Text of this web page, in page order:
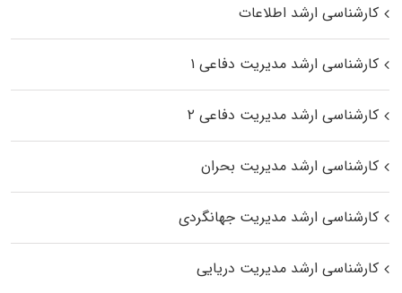
کارشناسی ارشد اطلاعات
کارشناسی ارشد مدیریت دفاعی ۱
کارشناسی ارشد مدیریت دفاعی ۲
کارشناسی ارشد مدیریت بحران
کارشناسی ارشد مدیریت جهانگردی
کارشناسی ارشد مدیریت دریایی